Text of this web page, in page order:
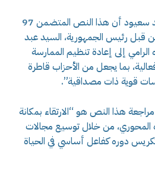
وخلال العرض، أوضح السيد سعيود أن هذا النص المتضمن 97
قبل رئيس الجمهورية، السيد عبد
إلى إعادة تنظيم الممارسة
بما يجعل من الأحزاب قاطرة
قوية ذات مصداقية”.
هذا النص هو “الارتقاء بمكانة
المحوري، من خلال توسيع مجالات
دوره كفاعل أساسي في الحياة